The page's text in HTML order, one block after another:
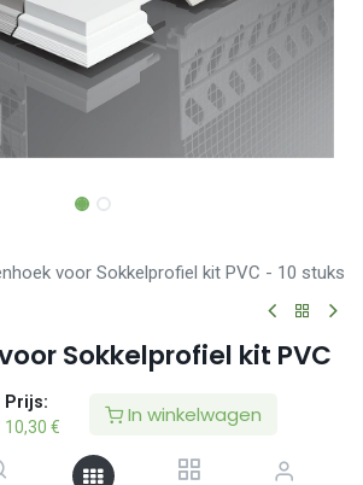
Prijs:
10,30 € In winkelwagen
voor Sokkelprofiel kit PVC - 10 stuks
Sokkelprofiel kit PVC
voor Vario sokkelprofielen uit PVC.